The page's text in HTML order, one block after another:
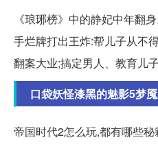
《琅琊榜》中的静妃中年翻
手烂牌打出王炸:帮儿子从不
翻案大业;搞定男人、教育儿
口袋妖怪漆黑的魅影5梦
帝国时代2怎么玩,都有哪些